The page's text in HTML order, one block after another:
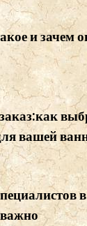
и зачем
вашей